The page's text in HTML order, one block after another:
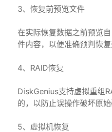
3、恢复前预览文件
在实际恢复数据之前预览
件内容，以便准确预判恢复
4、RAID恢复
DiskGenius支持虚拟重组
的，以防止误操作破坏原始
5、虚拟机恢复